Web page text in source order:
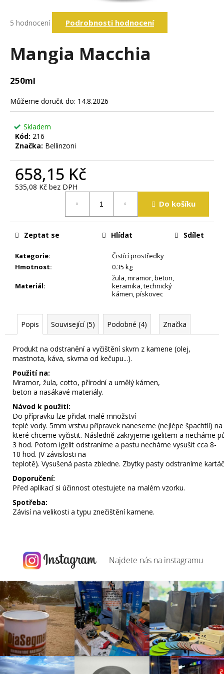
hodnocení
4,4
hvězdiček.
5 hodnocení Podrobnosti hodnocení
Mangia Macchia
250ml
Můžeme doručit do: 14.8.2026
Skladem
Kód: 216
Značka: Bellinzoni
658,15 Kč
535,08 Kč bez DPH
Do košíku
Kategorie:
Čistící prostředky
Hmotnost: 0.35 kg
Materiál:
žula mramor beton
keramika technický
kámen pískovec
Zeptat se Hlídat Sdílet
Popis Související (5) Podobné (4) Značka
Produkt na odstranění a vyčištění skvrn z kamene (olej,
mastnota, káva, skvrna od kečupu...).
Použití na:
Mramor, žula, cotto, přírodní a umělý kámen,
beton a nasákavé materiály.
Návod k použití:
Do přípravku lze přidat malé množství
teplé vody. 5mm vrstvu přípravek naneseme (nejlépe špachtlí) na
které chceme vyčistit. Následně zakryjeme igelitem a necháme
3 hod. Potom igelit odstraníme a pastu necháme vysušit cca 8-
10 hod. (V závislosti na
teplotě). Vysušená pasta zbledne. Zbytky pasty odstraníme
Doporučení:
Před aplikací si účinnost otestujete na malém vzorku.
Spotřeba:
Závisí na velikosti a typu znečištění kamene.
j
t
?
Hledat
D
o
p
o
u
e
m
e
Najdete nás na instagramu